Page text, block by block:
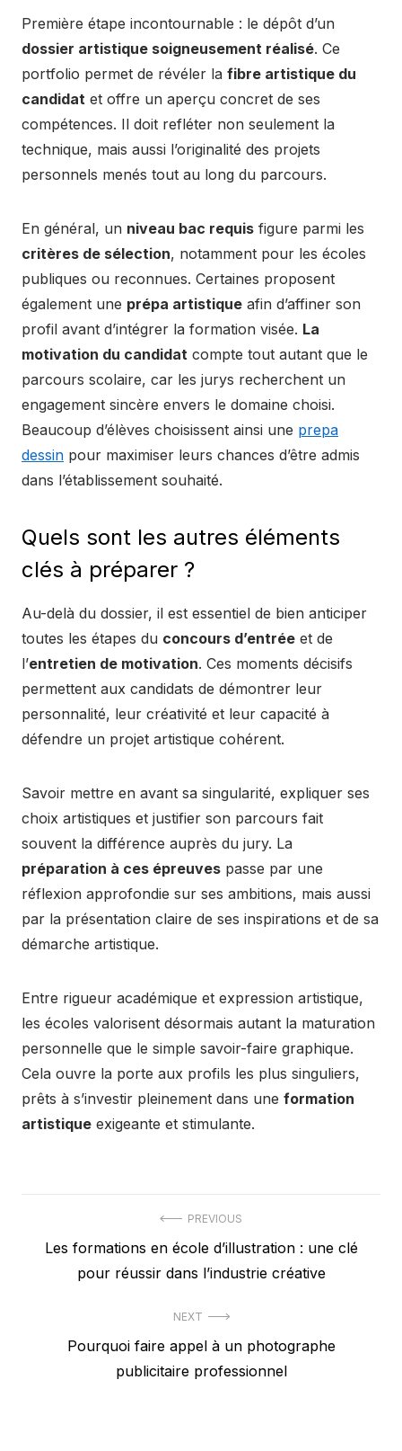
Première étape incontournable : le dépôt d’un
dossier artistique soigneusement réalisé. Ce
portfolio permet de révéler la fibre artistique du
candidat et offre un aperçu concret de ses
compétences. Il doit refléter non seulement la
technique, mais aussi l’originalité des projets
personnels menés tout au long du parcours.
En général, un niveau bac requis figure parmi les
critères de sélection, notamment pour les écoles
publiques ou reconnues. Certaines proposent
également une prépa artistique afin d’affiner son
profil avant d’intégrer la formation visée. La
motivation du candidat compte tout autant que le
parcours scolaire, car les jurys recherchent un
engagement sincère envers le domaine choisi.
Beaucoup d’élèves choisissent ainsi une prepa
dessin pour maximiser leurs chances d’être admis
dans l’établissement souhaité.
Quels sont les autres éléments
clés à préparer ?
Au-delà du dossier, il est essentiel de bien anticiper
toutes les étapes du concours d’entrée et de
l’entretien de motivation. Ces moments décisifs
permettent aux candidats de démontrer leur
personnalité, leur créativité et leur capacité à
défendre un projet artistique cohérent.
Savoir mettre en avant sa singularité, expliquer ses
choix artistiques et justifier son parcours fait
souvent la différence auprès du jury. La
préparation à ces épreuves passe par une
réflexion approfondie sur ses ambitions, mais aussi
par la présentation claire de ses inspirations et de sa
démarche artistique.
Entre rigueur académique et expression artistique,
les écoles valorisent désormais autant la maturation
personnelle que le simple savoir-faire graphique.
Cela ouvre la porte aux profils les plus singuliers,
prêts à s’investir pleinement dans une formation
artistique exigeante et stimulante.
navigation
PREVIOUS
Previous
Les formations en école d’illustration : une clé
pour réussir dans l’industrie créative
NEXT
Pourquoi faire appel à un photographe
publicitaire professionnel